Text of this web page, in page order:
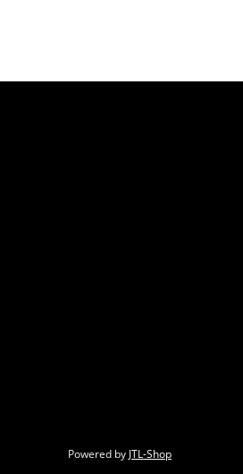
Powered by JTL-Shop